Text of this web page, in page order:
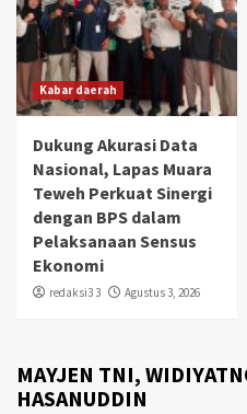
Kabar daerah
Dukung Akurasi Data
Nasional, Lapas Muara
Teweh Perkuat Sinergi
dengan BPS dalam
Pelaksanaan Sensus
Ekonomi
redaksi3 3 Agustus 3, 2026
MAYJEN TNI,
HASANUDDIN